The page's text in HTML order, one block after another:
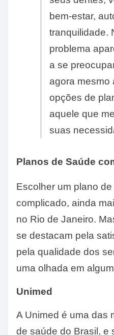
bem-estar,
tranquilidade.
problema
a se
agora mesmo
opções de
aquele que
suas
Planos de Saúde
Escolher um plano
complicado, ainda
no Rio de Janeiro.
se destacam pela
pela qualidade dos
uma olhada em
Unimed
A Unimed é uma das
de saúde do Brasil, e